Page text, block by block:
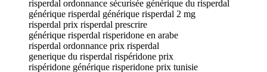
risperdal ordonnance sécurisée générique du risperdal
générique risperdal générique risperdal 2 mg
risperdal prix risperdal prescrire
générique risperdal risperidone en arabe
risperdal ordonnance prix risperdal
generique du risperdal rispéridone prix
rispéridone générique risperidone prix tunisie